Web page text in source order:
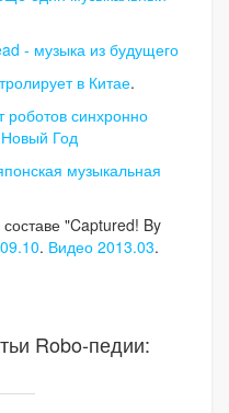
- музыка из будущего
в Китае.
роботов синхронно
Новый Год​
музыкальная
"Captured! By
. Видео 2013.03.
Robo-педии: